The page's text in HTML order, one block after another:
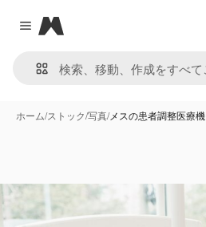
Close menu
Magnific
ホーム/ストック/写真/メスの患者調整医療機